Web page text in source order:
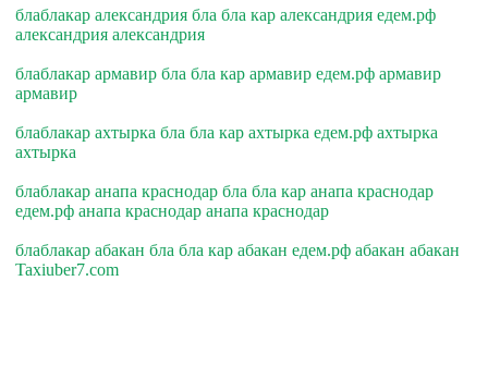
блаблакар александрия бла бла кар александрия едем.рф
александрия александрия
блаблакар армавир бла бла кар армавир едем.рф армавир
армавир
блаблакар ахтырка бла бла кар ахтырка едем.рф ахтырка
ахтырка
блаблакар анапа краснодар бла бла кар анапа краснодар
едем.рф анапа краснодар анапа краснодар
блаблакар абакан бла бла кар абакан едем.рф абакан абакан
Taxiuber7.com